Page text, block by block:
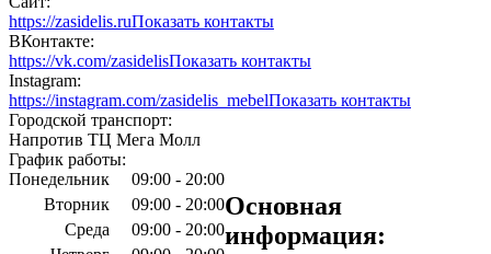
https://zasidelis.ruПоказать контакты
ВКонтакте:
https://vk.com/zasidelisПоказать контакты
Instagram:
https://instagram.com/zasidelis_mebelПоказать контакты
Городской транспорт:
Напротив ТЦ Мега Молл
График работы:
Понедельник
09:00 - 20:00
Вторник
09:00 - 20:00
Среда
09:00 - 20:00
Основная
информация: